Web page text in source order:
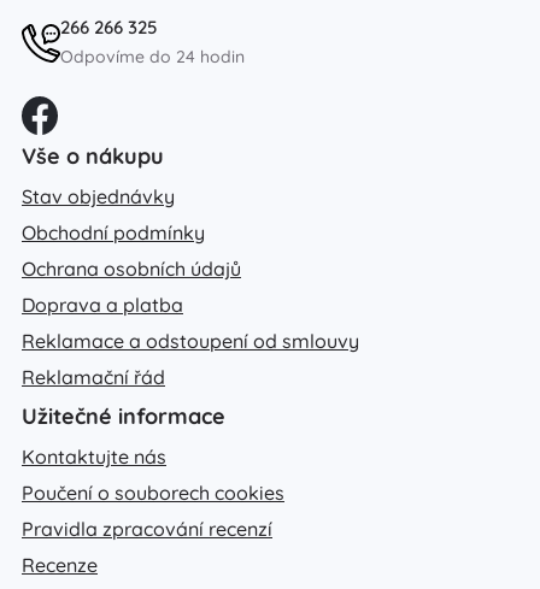
266 266 325
Odpovíme do 24 hodin
Vše o nákupu
Stav objednávky
Obchodní podmínky
Ochrana osobních údajů
Doprava a platba
Reklamace a odstoupení od smlouvy
Reklamační řád
Užitečné informace
Kontaktujte nás
Poučení o souborech cookies
Pravidla zpracování recenzí
Recenze